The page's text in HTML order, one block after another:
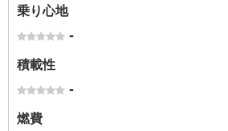
乗り心地
-
積載性
-
燃費